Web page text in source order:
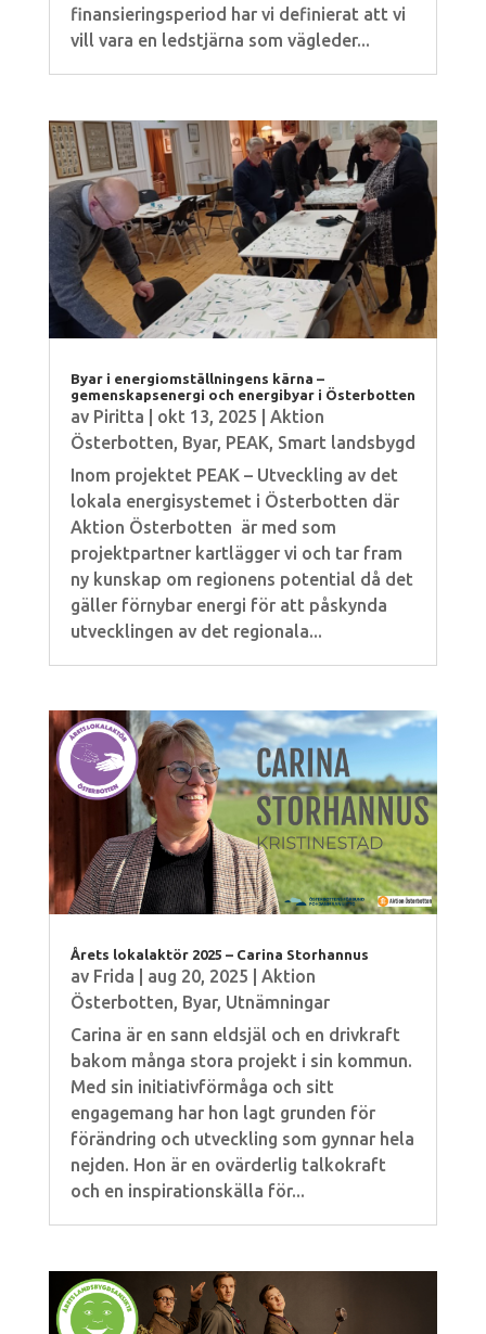
finansieringsperiod har vi definierat att vi
vill vara en ledstjärna som vägleder...
Byar i energiomställningens kärna –
gemenskapsenergi och energibyar i Österbotten
av Piritta okt 13, 2025
Aktion
Österbotten, Byar, PEAK, Smart landsbygd
Inom projektet PEAK – Utveckling av det
lokala energisystemet i Österbotten där
Aktion Österbotten är med som
projektpartner kartlägger vi och tar fram
ny kunskap om regionens potential då det
gäller förnybar energi för att påskynda
utvecklingen av det regionala...
Årets lokalaktör 2025 – Carina Storhannus
av Frida aug 20, 2025
Aktion
Österbotten, Byar, Utnämningar
Carina är en sann eldsjäl och en drivkraft
bakom många stora projekt i sin kommun.
Med sin initiativförmåga och sitt
engagemang har hon lagt grunden för
förändring och utveckling som gynnar hela
nejden. Hon är en ovärderlig talkokraft
och en inspirationskälla för...